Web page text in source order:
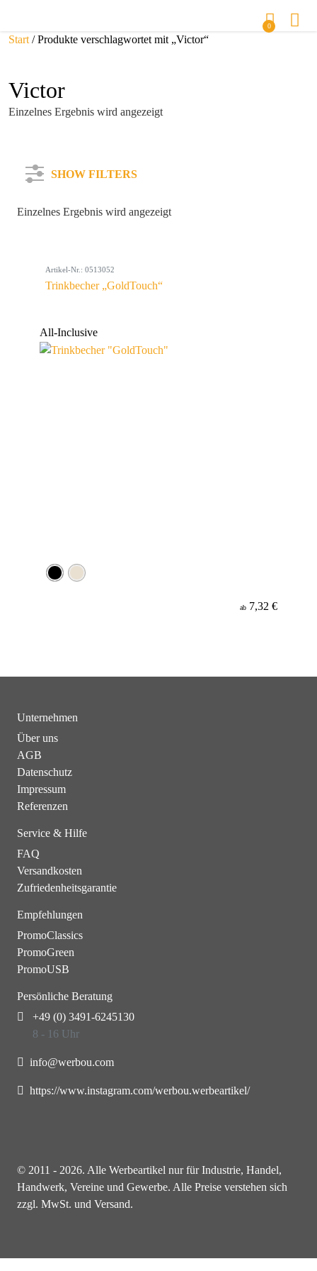
0
Start / Produkte verschlagwortet mit „Victor“
Victor
Einzelnes Ergebnis wird angezeigt
SHOW FILTERS
Farbe
Einzelnes Ergebnis wird angezeigt
Artikel-Nr.: 0513052
Trinkbecher „GoldTouch“
All-Inclusive
ab 7,32 €
Unternehmen
Über uns
AGB
Datenschutz
Impressum
Referenzen
Service & Hilfe
FAQ
Versandkosten
Zufriedenheitsgarantie
Empfehlungen
PromoClassics
PromoGreen
PromoUSB
Persönliche Beratung
+49 (0) 3491-6245130
8 - 16 Uhr
info@werbou.com
https://www.instagram.com/werbou.werbeartikel/
© 2011 - 2026. Alle Werbeartikel nur für Industrie, Handel,
Handwerk, Vereine und Gewerbe. Alle Preise verstehen sich
zzgl. MwSt. und Versand.